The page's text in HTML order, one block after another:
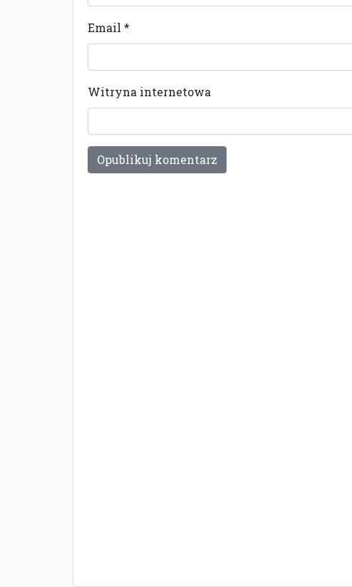
Email *
Witryna internetowa